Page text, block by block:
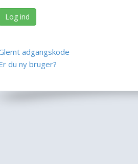
Log ind
adgangskode
du ny bruger?